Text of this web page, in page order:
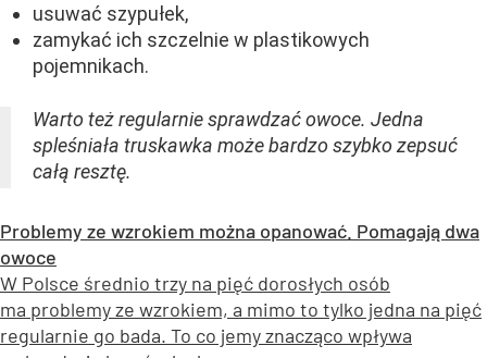
usuwać szypułek,
zamykać ich szczelnie w plastikowych
pojemnikach.
Warto też regularnie sprawdzać owoce. Jedna
spleśniała truskawka może bardzo szybko zepsuć
całą resztę.
Problemy ze wzrokiem można opanować. Pomagają dwa
owoce
W Polsce średnio trzy na pięć dorosłych osób
ma problemy ze wzrokiem, a mimo to tylko jedna na pięć
regularnie go bada. To co jemy znacząco wpływa